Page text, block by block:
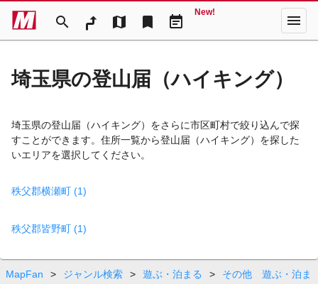
search map bookmark event_note
New! menu
埼玉県の登山届（ハイキング）
埼玉県の登山届（ハイキング）をさらに市区町村で絞り込んで探
すことができます。住所一覧から登山届（ハイキング）を探した
いエリアを選択してください。
秩父郡横瀬町 (1)
秩父郡皆野町 (1)
MapFan > ジャンル検索 > 遊ぶ・泊まる >
その他 遊ぶ・泊ま